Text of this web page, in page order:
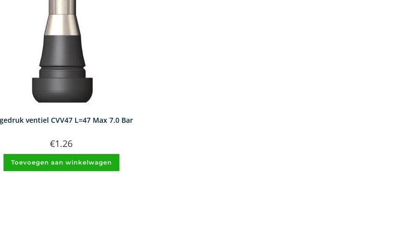
ventiel CVV47 L=47 Max 7.0 Bar
€1.26
Toevoegen aan winkelwagen